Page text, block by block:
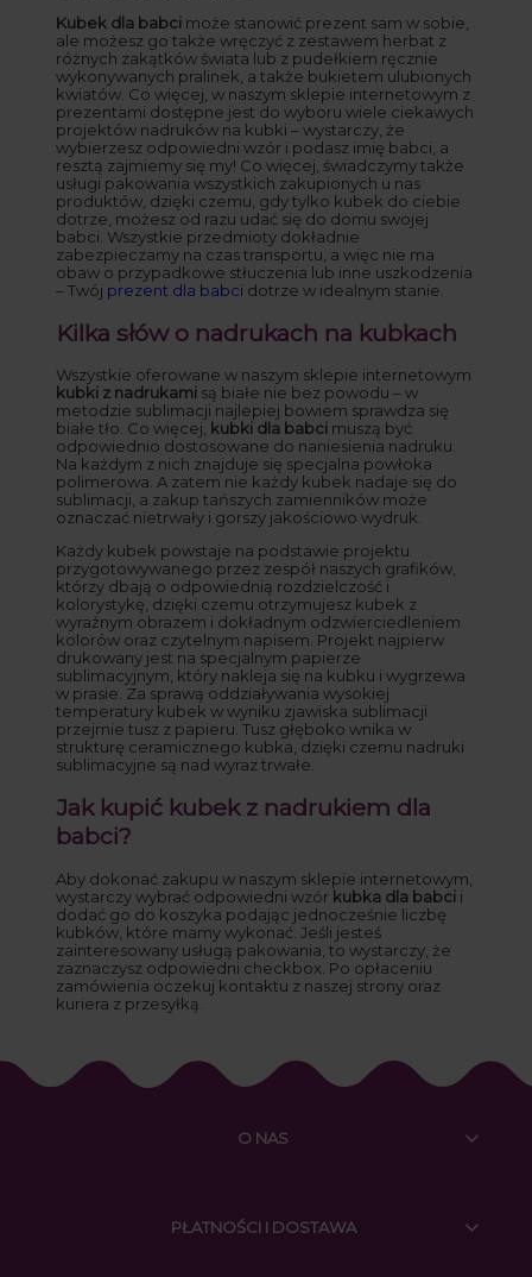
Kubek dla babcimoże stanowić prezent sam w sobie,
ale możesz go także wręczyć z zestawem herbat z
różnych zakątków świata lub z pudełkiem ręcznie
wykonywanych pralinek, a także bukietem ulubionych
kwiatów. Co więcej, w naszym sklepie internetowym z
prezentami dostępne jest do wyboru wiele ciekawych
projektów nadruków na kubki – wystarczy, że
wybierzesz odpowiedni wzór i podasz imię babci, a
resztą zajmiemy się my! Co więcej, świadczymy także
usługi pakowania wszystkich zakupionych u nas
produktów, dzięki czemu, gdy tylko kubek do ciebie
dotrze, możesz od razu udać się do domu swojej
babci. Wszystkie przedmioty dokładnie
zabezpieczamy na czas transportu, a więc nie ma
obaw o przypadkowe stłuczenia lub inne uszkodzenia
– Twój prezent dla babci dotrze w idealnym stanie.
Kilka słów o nadrukach na kubkach
Wszystkie oferowane w naszym sklepie internetowym
kubki z nadrukamisą białe nie bez powodu – w
metodzie sublimacji najlepiej bowiem sprawdza się
białe tło. Co więcej, kubki dla babcimuszą być
odpowiednio dostosowane do naniesienia nadruku.
Na każdym z nich znajduje się specjalna powłoka
polimerowa. A zatem nie każdy kubek nadaje się do
sublimacji, a zakup tańszych zamienników może
oznaczać nietrwały i gorszy jakościowo wydruk.
Każdy kubek powstaje na podstawie projektu
przygotowywanego przez zespół naszych grafików,
którzy dbają o odpowiednią rozdzielczość i
kolorystykę, dzięki czemu otrzymujesz kubek z
wyraźnym obrazem i dokładnym odzwierciedleniem
kolorów oraz czytelnym napisem. Projekt najpierw
drukowany jest na specjalnym papierze
sublimacyjnym, który nakleja się na kubku i wygrzewa
w prasie. Za sprawą oddziaływania wysokiej
temperatury kubek w wyniku zjawiska sublimacji
przejmie tusz z papieru. Tusz głęboko wnika w
strukturę ceramicznego kubka, dzięki czemu nadruki
sublimacyjne są nad wyraz trwałe.
Jak kupić kubek z nadrukiem dla
babci?
Aby dokonać zakupu w naszym sklepie internetowym,
wystarczy wybrać odpowiedni wzór kubka dla babci i
dodać go do koszyka podając jednocześnie liczbę
kubków, które mamy wykonać. Jeśli jesteś
zainteresowany usługą pakowania, to wystarczy, że
zaznaczysz odpowiedni checkbox. Po opłaceniu
zamówienia oczekuj kontaktu z naszej strony oraz
kuriera z przesyłką.
O NAS
PŁATNOŚCI I DOSTAWA